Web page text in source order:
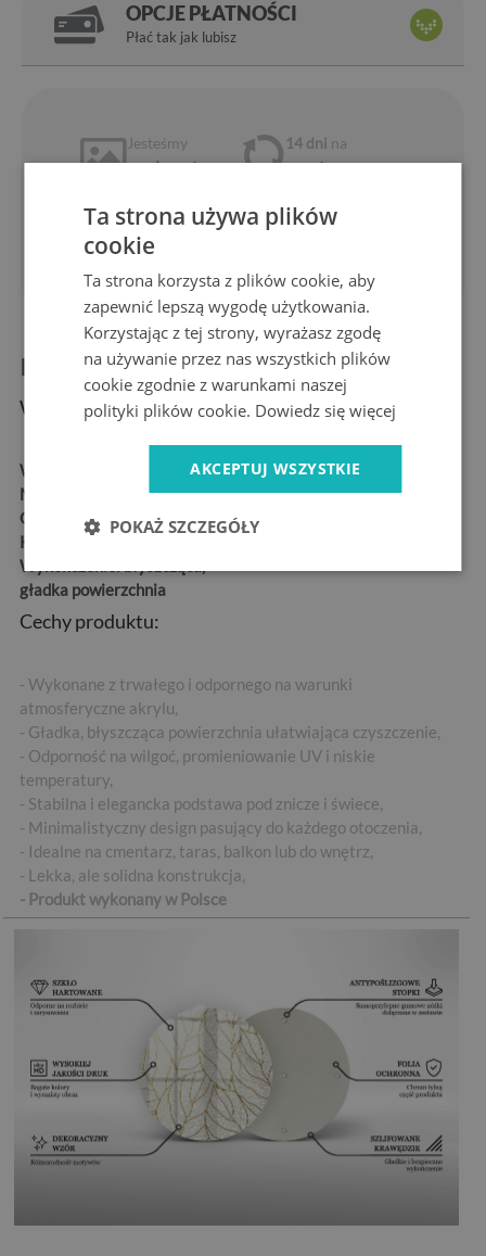
OPCJE PŁATNOŚCI
Płać tak jak lubisz
Jesteśmy
producentem
14 dni na
zwrot
dostawa
zakupy
1 rok
Informacje o produkcie:
Wymiary produktu:
Wymiary:
Materiał:
szkło hartowane
Grubość: 4 mm
Kształt:
okrągły
Wykończenie:
gładka powierzchnia
Cechy produktu:
- Wykonane z trwałego i odpornego na warunki
atmosferyczne akrylu,
- Gładka, błyszcząca powierzchnia ułatwiająca czyszczenie,
- Odporność na wilgoć, promieniowanie UV i niskie
temperatury,
- Stabilna i elegancka podstawa pod znicze i świece,
- Minimalistyczny design pasujący do każdego otoczenia,
- Idealne na cmentarz, taras, balkon lub do wnętrz,
- Lekka, ale solidna konstrukcja,
- Produkt wykonany w Polsce
Ta strona używa plików
cookie
Ta strona korzysta z plików cookie, aby
zapewnić lepszą wygodę użytkowania.
Korzystając z tej strony, wyrażasz zgodę
na używanie przez nas wszystkich plików
cookie zgodnie z warunkami naszej
polityki plików cookie. Dowiedz się więcej
AKCEPTUJ WSZYSTKIE
POKAŻ SZCZEGÓŁY